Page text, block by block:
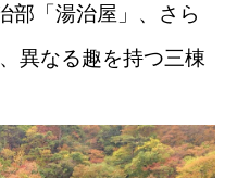
部「湯治屋」、さら
異なる趣を持つ三棟